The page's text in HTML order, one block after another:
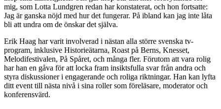
mig, som Lotta Lundgren redan har konstaterat, och hon fortsatte:
Jag är ganska nöjd med hur det fungerar. På ibland kan jag inte låta
bli att undra om de önskar det själva.
Erik Haag har varit involverad i nästan alla större svenska tv-
program, inklusive Historieätarna, Roast på Berns, Knesset,
Melodifestivalen, På Spåret, och många fler. Förutom att vara rolig
har han en gåva för att locka fram insiktsfulla svar från andra och
styra diskussioner i engagerande och roliga riktningar. Han kan lyfta
ditt event till nästa nivå i sina roller som föreläsare, moderator och
konferensvärd.